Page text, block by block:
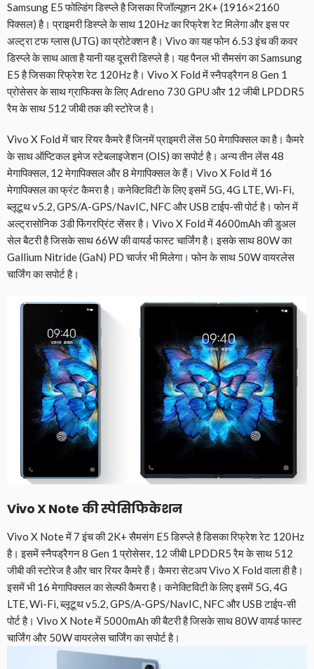
Samsung E5 फोल्डिंग डिस्प्ले है जिसका रिजॉल्यूशन 2K+ (1916×2160
पिक्सल) है। प्राइमरी डिस्प्ले के साथ 120Hz का रिफ्रेश रेट मिलेगा और इस पर
अल्ट्रा टफ ग्लास (UTG) का प्रोटेक्शन है। Vivo का यह फोन 6.53 इंच की कवर
डिस्प्ले के साथ आता है यानी यह दूसरी डिस्प्ले है। यह पैनल भी सैमसंग का Samsung
E5 है जिसका रिफ्रेश रेट 120Hz है। Vivo X Fold में स्नैपड्रैगन 8 Gen 1
प्रोसेसर के साथ ग्राफिक्स के लिए Adreno 730 GPU और 12 जीबी LPDDR5
रैम के साथ 512 जीबी तक की स्टोरेज है।
Vivo X Fold में चार रियर कैमरे हैं जिनमें प्राइमरी लेंस 50 मेगापिक्सल का है। कैमरे
के साथ ऑप्टिकल इमेज स्टेबलाइजेशन (OIS) का सपोर्ट है। अन्य तीन लेंस 48
मेगापिक्सल, 12 मेगापिक्सल और 8 मेगापिक्सल के हैं। Vivo X Fold में 16
मेगापिक्सल का फ्रंट कैमरा है। कनेक्टिविटी के लिए इसमें 5G, 4G LTE, Wi-Fi,
ब्लूटूथ v5.2, GPS/A-GPS/NavIC, NFC और USB टाईप-सी पोर्ट है। फोन में
अल्ट्रासोनिक 3डी फिंगरप्रिंट सेंसर है। Vivo X Fold में 4600mAh की डुअल
सेल बैटरी है जिसके साथ 66W की वायर्ड फास्ट चार्जिंग है। इसके साथ 80W का
Gallium Nitride (GaN) PD चार्जर भी मिलेगा। फोन के साथ 50W वायरलेस
चार्जिंग का सपोर्ट है।
Vivo X Note की स्पेसिफिकेशन
Vivo X Note में 7 इंच की 2K+ सैमसंग E5 डिस्प्ले है डिसका रिफ्रेश रेट 120Hz
है। इसमें स्नैपड्रैगन 8 Gen 1 प्रोसेसर, 12 जीबी LPDDR5 रैम के साथ 512
जीबी की स्टोरेज है और चार रियर कैमरे हैं। कैमरा सेटअप Vivo X Fold वाला ही है।
इसमें भी 16 मेगापिक्सल का सेल्फी कैमरा है। कनेक्टिविटी के लिए इसमें 5G, 4G
LTE, Wi-Fi, ब्लूटूथ v5.2, GPS/A-GPS/NavIC, NFC और USB टाईप-सी
पोर्ट है। Vivo X Note में 5000mAh की बैटरी है जिसके साथ 80W वायर्ड फास्ट
चार्जिंग और 50W वायरलेस चार्जिंग का सपोर्ट है।